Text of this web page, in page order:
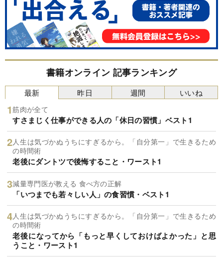
書籍オンライン 記事ランキング
最新
筋肉が全て
すさまじく仕事ができる人の「休日の習慣」ベスト1
人生は気づかぬうちにすぎるから。「自分第一」で生きるため
の時間術
老後にダントツで後悔すること・ワースト1
減量専門医が教える 食べ方の正解
「いつまでも若々しい人」の食習慣・ベスト1
人生は気づかぬうちにすぎるから。「自分第一」で生きるため
の時間術
老後になってから「もっと早くしておけばよかった」と思
うこと・ワースト1
昨日 週間 いいね